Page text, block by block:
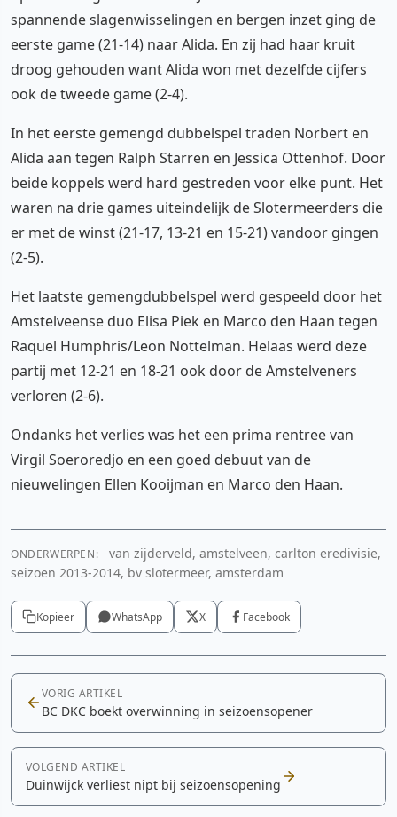
spannende slagenwisselingen en bergen inzet ging de
eerste game (21-14) naar Alida. En zij had haar kruit
droog gehouden want Alida won met dezelfde cijfers
ook de tweede game (2-4).
In het eerste gemengd dubbelspel traden Norbert en
Alida aan tegen Ralph Starren en Jessica Ottenhof. Door
beide koppels werd hard gestreden voor elke punt. Het
waren na drie games uiteindelijk de Slotermeerders die
er met de winst (21-17, 13-21 en 15-21) vandoor gingen
(2-5).
Het laatste gemengdubbelspel werd gespeeld door het
Amstelveense duo Elisa Piek en Marco den Haan tegen
Raquel Humphris/Leon Nottelman. Helaas werd deze
partij met 12-21 en 18-21 ook door de Amstelveners
verloren (2-6).
Ondanks het verlies was het een prima rentree van
Virgil Soeroredjo en een goed debuut van de
nieuwelingen Ellen Kooijman en Marco den Haan.
ONDERWERPEN:
van zijderveld, amstelveen, carlton eredivisie,
seizoen 2013-2014, bv slotermeer, amsterdam
Kopieer WhatsApp X Facebook
VORIG ARTIKEL
BC DKC boekt overwinning in seizoensopener
VOLGEND ARTIKEL
Duinwijck verliest nipt bij seizoensopening